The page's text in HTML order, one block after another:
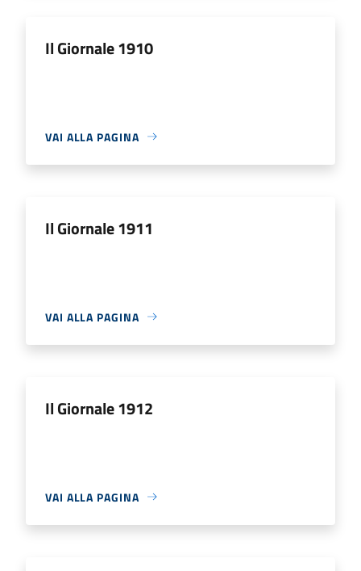
Il Giornale 1910
VAI ALLA PAGINA
Il Giornale 1911
VAI ALLA PAGINA
Il Giornale 1912
VAI ALLA PAGINA